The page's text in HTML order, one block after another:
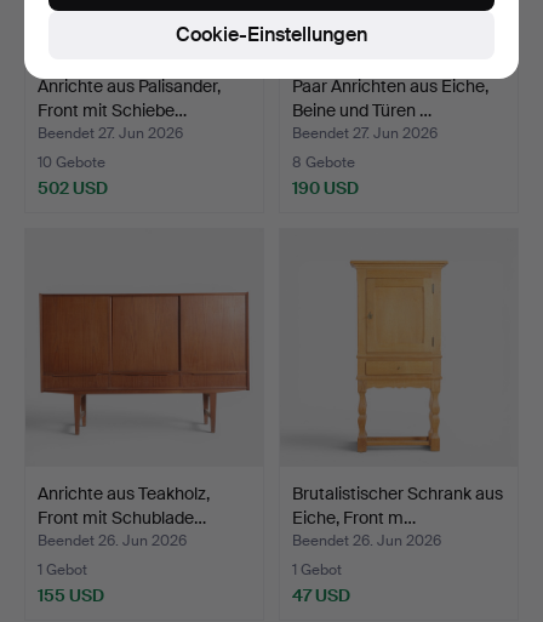
Anrichte aus Palisander,
Front mit Schiebe…
Beendet 27. Jun 2026
10 Gebote
502 USD
Paar Anrichten aus Eiche,
Beine und Türen …
Beendet 27. Jun 2026
8 Gebote
190 USD
Anrichte aus Teakholz,
Front mit Schublade…
Beendet 26. Jun 2026
1 Gebot
155 USD
Brutalistischer Schrank aus
Eiche, Front m…
Beendet 26. Jun 2026
1 Gebot
47 USD
Cookie-Einstellungen